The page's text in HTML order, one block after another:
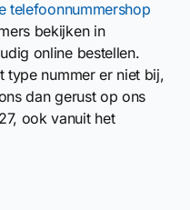
telefoonnummershop
bekijken in
online bestellen.
type nummer er niet bij,
dan gerust op ons
ook vanuit het